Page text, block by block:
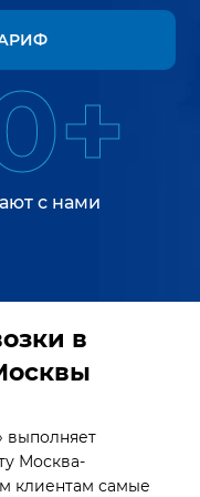
с нами
в
выполняет
Москва-
клиентам самые